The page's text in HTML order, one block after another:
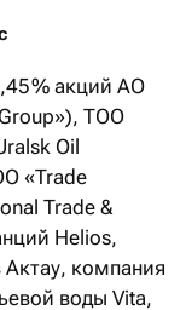
% акций АО
ТОО
Oil
«Trade
Trade &
Helios,
Актау, компания
воды Vita,